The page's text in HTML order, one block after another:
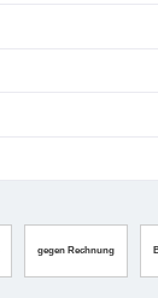
gegen Rechnung